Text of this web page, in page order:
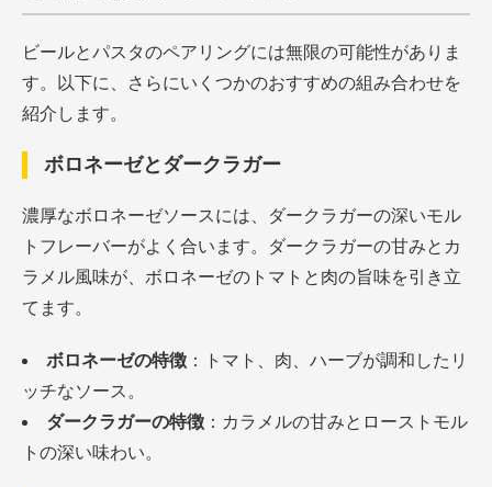
ビールとパスタのペアリングには無限の可能性がありま
す。以下に、さらにいくつかのおすすめの組み合わせを
紹介します。
ボロネーゼとダークラガー
濃厚なボロネーゼソースには、ダークラガーの深いモル
トフレーバーがよく合います。ダークラガーの甘みとカ
ラメル風味が、ボロネーゼのトマトと肉の旨味を引き立
てます。
ボロネーゼの特徴 ：トマト、肉、ハーブが調和したリ
ッチなソース。
ダークラガーの特徴 ：カラメルの甘みとローストモル
トの深い味わい。